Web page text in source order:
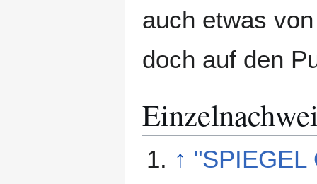
auch etwas
doch auf den
↑ "SPIEGEL